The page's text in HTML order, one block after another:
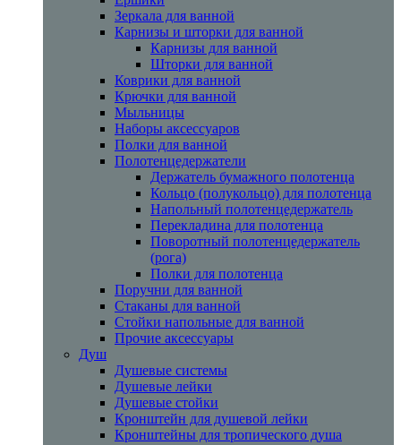
Зеркала для ванной
Карнизы и шторки для ванной
Карнизы для ванной
Шторки для ванной
Коврики для ванной
Крючки для ванной
Мыльницы
Наборы аксессуаров
Полки для ванной
Полотенцедержатели
Держатель бумажного полотенца
Кольцо (полукольцо) для полотенца
Напольный полотенцедержатель
Перекладина для полотенца
Поворотный полотенцедержатель
(рога)
Полки для полотенца
Поручни для ванной
Стаканы для ванной
Стойки напольные для ванной
Прочие аксессуары
Душ
Душевые системы
Душевые лейки
Душевые стойки
Кронштейн для душевой лейки
Кронштейны для тропического душа